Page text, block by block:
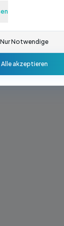
verschoben.
zur Startseite
Nur Notwendige
Alle akzeptieren